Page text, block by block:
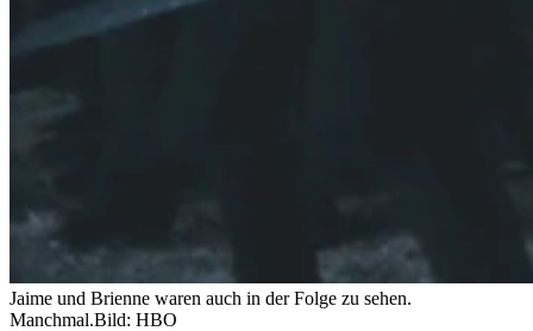
Jaime und Brienne waren auch in der Folge zu sehen.
Manchmal.Bild: HBO